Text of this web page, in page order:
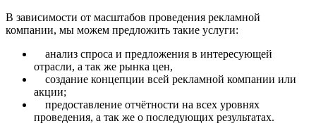
В зависимости от масштабов проведения рекламной
компании, мы можем предложить такие услуги:
анализ спроса и предложения в интересующей
отрасли, а так же рынка цен,
создание концепции всей рекламной компании или
акции;
предоставление отчётности на всех уровнях
проведения, а так же о последующих результатах.